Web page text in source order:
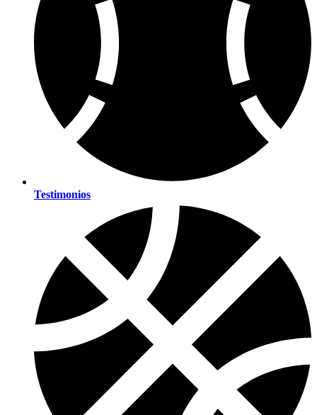
Testimonios